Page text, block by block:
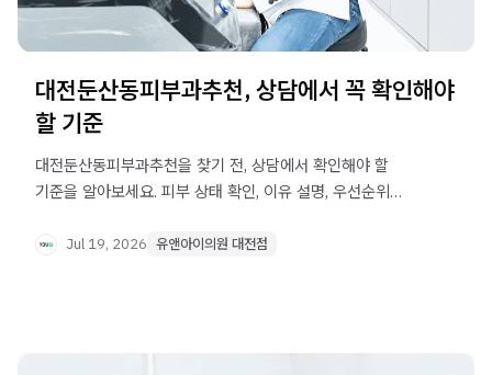
대전둔산동피부과추천, 상담에서 꼭 확인해야
할 기준
대전둔산동피부과추천을 찾기 전, 상담에서 확인해야 할
기준을 알아보세요. 피부 상태 확인, 이유 설명, 우선순위
Jul 19, 2026 유앤아이의원 대전점